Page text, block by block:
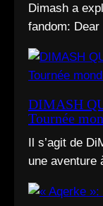
Dimash a
fandom: Dear
DIMASH
Tournée
Il s’agit de
une aventure
mais un
vu.